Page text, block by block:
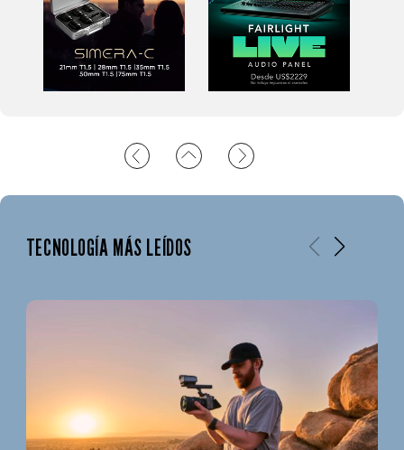
TECNOLOGÍA MÁS LEÍDOS